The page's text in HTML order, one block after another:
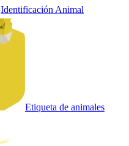
Identificación Animal
Etiqueta de animales